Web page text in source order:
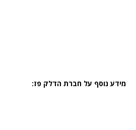
מידע נוסף על חברת הדלק פז: